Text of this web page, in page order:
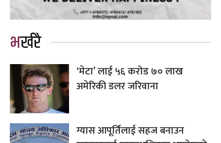
भर्खरै
‘मेटा’ लाई ५६ करोड ७० लाख
अमेरिकी डलर जरिवाना
ग्यास आपूर्तिलाई सहज बनाउन